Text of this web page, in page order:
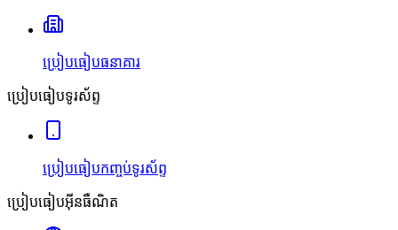
ប្រៀបធៀបធនាគារ
ប្រៀបធៀបទូរស័ព្ទ
ប្រៀបធៀបកញ្ចប់ទូរស័ព្ទ
ប្រៀបធៀបអ៊ីនធឺណិត